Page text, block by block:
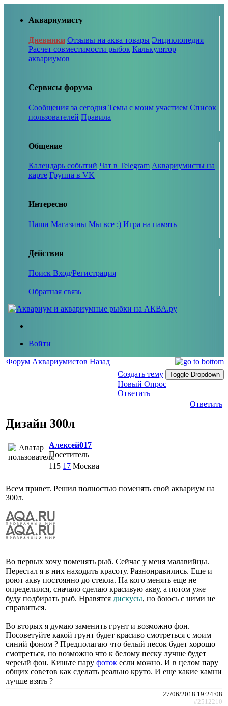
Аквариумисту
Дневники Отзывы на аква товары Энциклопедия
Расчет совместимости рыбок Калькулятор
аквариумов
Сервисы форума
Сообщения за сегодня Темы с моим участием Список
пользователей Правила
Общение
Календарь событий Чат в Telegram Аквариумисты на
карте Группа в VK
Интересно
Наши Магазины Мы все :) Игра на память
Действия
Поиск Вход/Регистрация
Обратная связь
Войти
Форум Аквариумистов Назад
Создать тему
Toggle Dropdown
Новый Опрос
Ответить
Ответить
Дизайн 300л
Алексей017
Посетитель
115 17 Москва
Всем привет. Решил полностью поменять свой аквариум на
300л.
Во первых хочу поменять рыб. Сейчас у меня малавийцы.
Перестал я в них находить красоту. Разнонравились. Еще и
роют акву постоянно до стекла. На кого менять еще не
определился, сначало сделаю красивую акву, а потом уже
буду подбирать рыб. Нравятся дискусы, но боюсь с ними не
справиться.
Во вторых я думаю заменить грунт и возможно фон.
Посоветуйте какой грунт будет красиво смотреться с моим
синий фоном ? Предполагаю что белый песок будет хорошо
смотреться, но возможно что к белому песку лучше будет
череый фон. Киньте пару фоток если можно. И в целом пару
общих советов как сделать реально круто. И еще какие камни
лучше взять ?
27/06/2018 19:24:08
#2512210